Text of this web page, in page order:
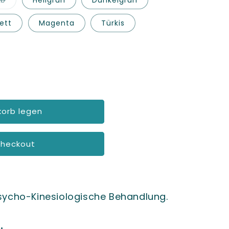
ausverkauft
oder
nicht
verfügbarMagenta Türkis
legen
Kinesiologische Behandlung.